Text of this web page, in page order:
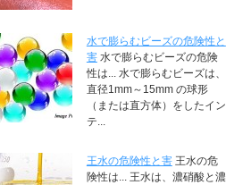
水で膨らむビーズの危険性と
害 水で膨らむビーズの危険
性は... 水で膨らむビーズは、
直径1mm～15mm の球形
（または直方体）をしたイン
テ...
王水の危険性と害 王水の危
険性は... 王水は、濃硝酸と濃